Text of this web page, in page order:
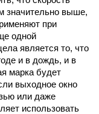
значительно выше,
при
одной
является то, что
и в дождь, и в
марка будет
выходное окно
или даже
использовать